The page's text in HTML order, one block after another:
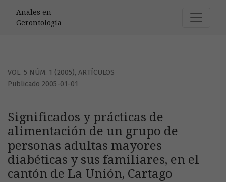
Anales en
Gerontología
VOL. 5 NÚM. 1 (2005), ARTÍCULOS
Significados y prácticas de
alimentación de un grupo de
personas adultas mayores
diabéticas y sus familiares, en el
cantón de La Unión, Cartago
Publicado 2005-01-01